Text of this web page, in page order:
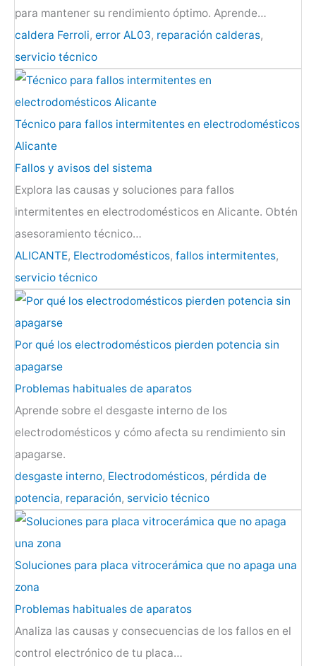
para mantener su rendimiento óptimo. Aprende…
caldera Ferroli, error AL03, reparación calderas,
servicio técnico
Técnico para fallos intermitentes en electrodomésticos
Alicante
Fallos y avisos del sistema
Explora las causas y soluciones para fallos
intermitentes en electrodomésticos en Alicante. Obtén
asesoramiento técnico…
ALICANTE, Electrodomésticos, fallos intermitentes,
servicio técnico
Por qué los electrodomésticos pierden potencia sin
apagarse
Problemas habituales de aparatos
Aprende sobre el desgaste interno de los
electrodomésticos y cómo afecta su rendimiento sin
apagarse.
desgaste interno, Electrodomésticos, pérdida de
potencia, reparación, servicio técnico
Soluciones para placa vitrocerámica que no apaga una
zona
Problemas habituales de aparatos
Analiza las causas y consecuencias de los fallos en el
control electrónico de tu placa…